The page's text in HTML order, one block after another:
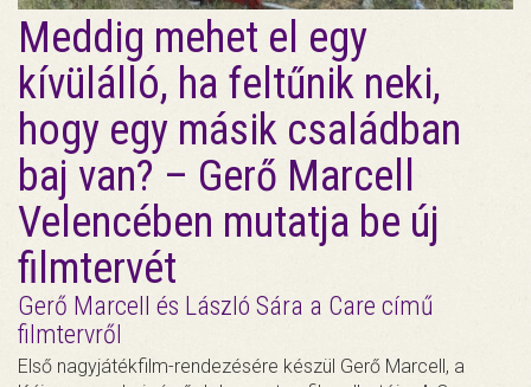
Meddig mehet el egy
kívülálló, ha feltűnik neki,
hogy egy másik családban
baj van? – Gerő Marcell
Velencében mutatja be új
filmtervét
Gerő Marcell és László Sára a Care című
filmtervről
Első nagyjátékfilm-rendezésére készül Gerő Marcell, a